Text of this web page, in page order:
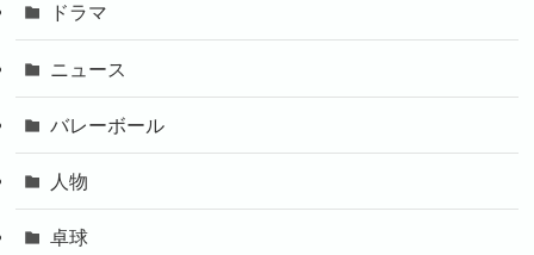
ドラマ
ニュース
バレーボール
人物
卓球